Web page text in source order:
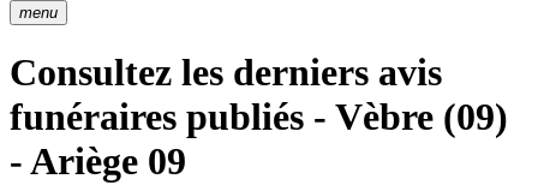
menu
Consultez les derniers avis
funéraires publiés - Vèbre (09)
- Ariège 09